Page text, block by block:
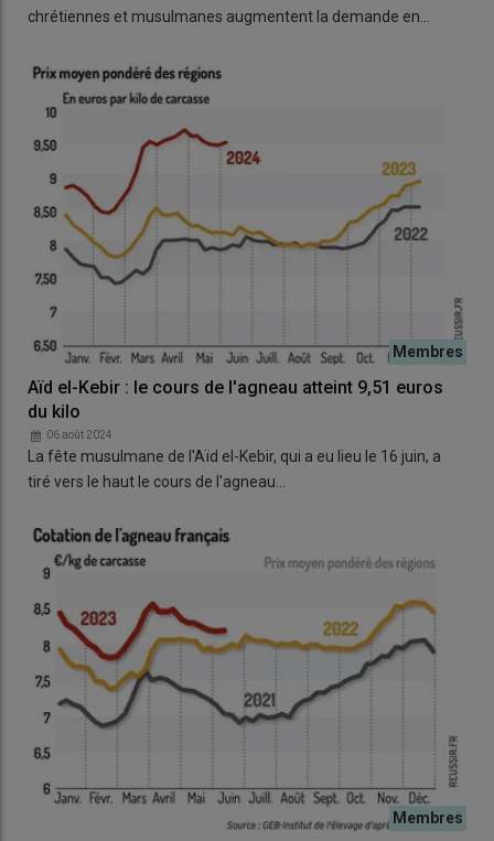
chrétiennes et musulmanes augmentent la demande en…
Aïd el-Kebir : le cours de l'agneau atteint 9,51 euros
du kilo
06 août 2024
La fête musulmane de l'Aïd el-Kebir, qui a eu lieu le 16 juin, a
tiré vers le haut le cours de l'agneau…